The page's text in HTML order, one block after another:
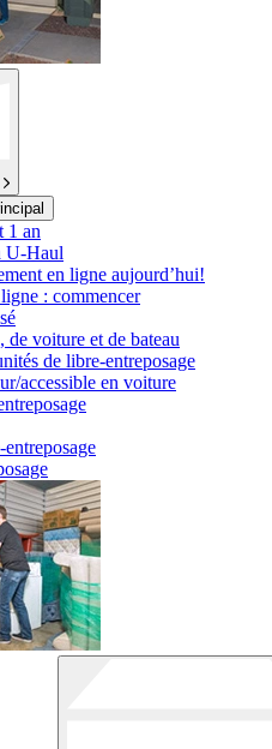
1 an
U-Haul
en ligne aujourd’hui!
: commencer
de voiture et de bateau
de libre-entreposage
accessible en voiture